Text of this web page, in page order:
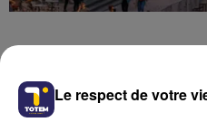
Le respect de votre